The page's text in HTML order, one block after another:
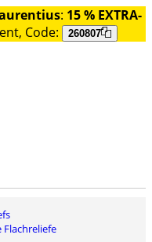
: 15 % EXTRA-
Code: 260807
Flachreliefe